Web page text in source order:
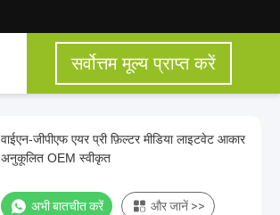
सर्वोत्तम मूल्य प्राप्त करें
वाईएन-जीपीएफ एयर प्री फ़िल्टर मीडिया लाइटवेट आकार
अनुकूलित OEM स्वीकृत
अभी बातचीत करें और जानें >>